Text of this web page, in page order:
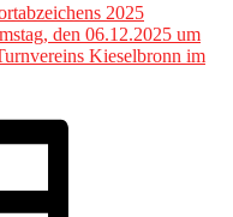
2025
den 06.12.2025 um
Kieselbronn im